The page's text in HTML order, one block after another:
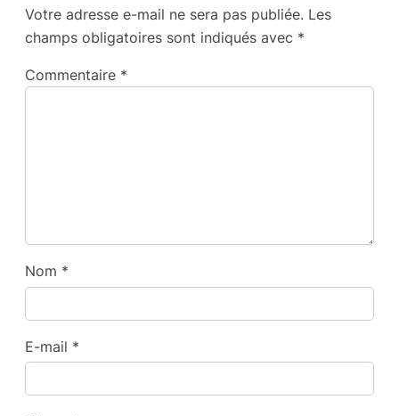
Votre adresse e-mail ne sera pas publiée. Les
champs obligatoires sont indiqués avec *
Commentaire *
Nom *
E-mail *